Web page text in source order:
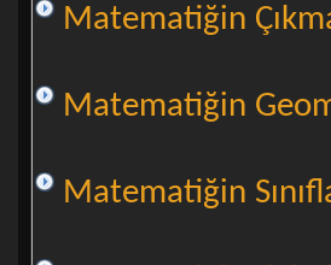
Matematiğin
Matematiğin
Matematiğin